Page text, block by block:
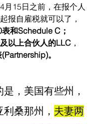
月15日之前，在报个人
报自雇税就可以了，
表和Schedule C；
以上合伙人的LLC ，
。
，美国有些州，
桑那州， 夫妻两